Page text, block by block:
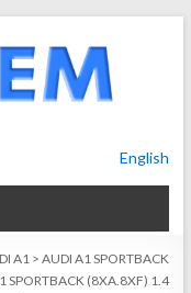
English
A1>AUDI A1 SPORTBACK
SPORTBACK (8XA.8XF) 1.4